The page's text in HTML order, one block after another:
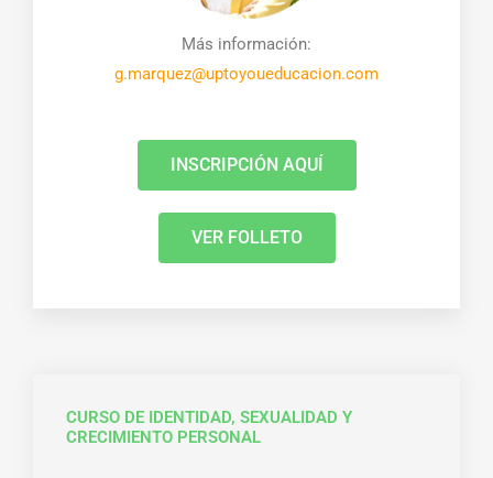
Más información:
g.marquez@uptoyoueducacion.com
INSCRIPCIÓN AQUÍ
VER FOLLETO
CURSO DE IDENTIDAD, SEXUALIDAD Y
CRECIMIENTO PERSONAL